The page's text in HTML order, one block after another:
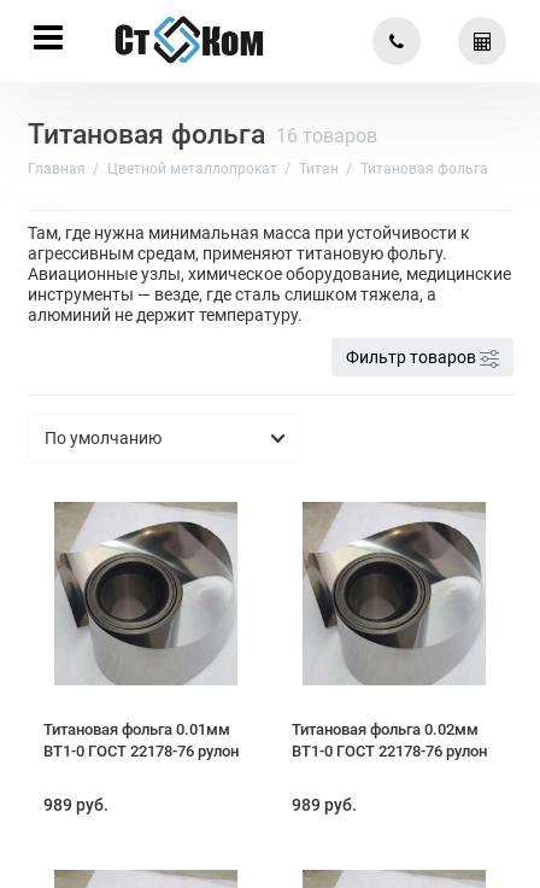
Титановая фольга 16 товаров
Главная Цветной металлопрокат Титан Титановая фольга
Там, где нужна минимальная масса при устойчивости к
агрессивным средам, применяют титановую фольгу.
Авиационные узлы, химическое оборудование, медицинские
инструменты — везде, где сталь слишком тяжела, а
алюминий не держит температуру.
Фильтр товаров
Титановая фольга 0.01мм
ВТ1-0 ГОСТ 22178-76 рулон
989 руб.
Титановая фольга 0.02мм
ВТ1-0 ГОСТ 22178-76 рулон
989 руб.